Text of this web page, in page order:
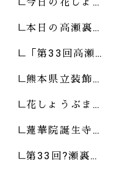
本日の高瀬裏…
「第33回高瀬…
熊本県立装飾…
花しょうぶま…
蓮華院誕生寺…
第33回?瀬裏…